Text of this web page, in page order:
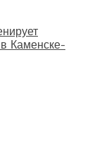
Каменске-